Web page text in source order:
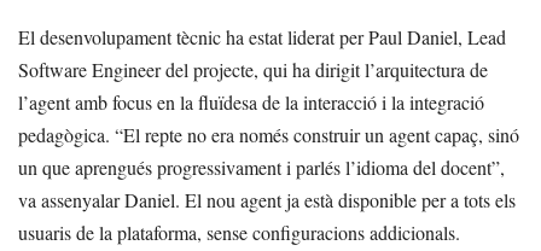
El desenvolupament tècnic ha estat liderat per Paul Daniel, Lead
Software Engineer del projecte, qui ha dirigit l’arquitectura de
l’agent amb focus en la fluïdesa de la interacció i la integració
pedagògica. “El repte no era només construir un agent capaç, sinó
un que aprengués progressivament i parlés l’idioma del docent”,
va assenyalar Daniel. El nou agent ja està disponible per a tots els
usuaris de la plataforma, sense configuracions addicionals.